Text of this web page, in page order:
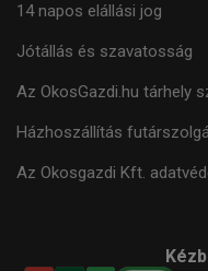
14 napos elállási jog
Jótállás és szavatosság
Az OkosGazdi.hu tárhely
Házhoszállítás
Az Okosgazdi Kft.